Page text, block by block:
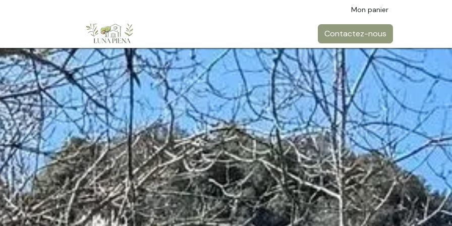
Mon panier
Le Gîte Evènements Contactez-nous